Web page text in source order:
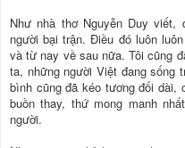
Như nhà thơ Nguyễn Duy
người bại trận. Điều đó luôn
và từ nay về sau nữa. Tôi cũng
ta, những người Việt đang sống
bình cũng đã kéo tương đối
buồn thay, thứ mong manh
người.